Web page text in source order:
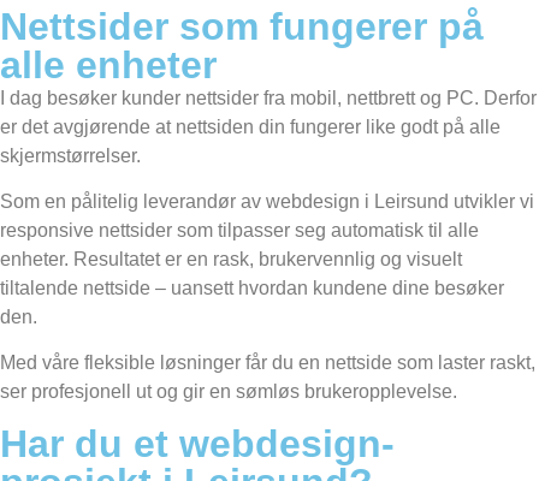
Nettsider som fungerer på
alle enheter
I dag besøker kunder nettsider fra mobil, nettbrett og PC. Derfor
er det avgjørende at nettsiden din fungerer like godt på alle
skjermstørrelser.
Som en pålitelig leverandør av webdesign i Leirsund utvikler vi
responsive nettsider som tilpasser seg automatisk til alle
enheter. Resultatet er en rask, brukervennlig og visuelt
tiltalende nettside – uansett hvordan kundene dine besøker
den.
Med våre fleksible løsninger får du en nettside som laster raskt,
ser profesjonell ut og gir en sømløs brukeropplevelse.
Har du et webdesign-